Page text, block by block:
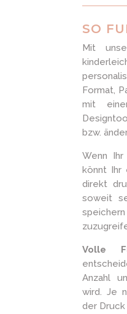
SO
Mit
Format,
mit
bzw.
Wenn
könnt Ihr
direkt
soweit
Volle
Anzahl
wird. Je
der Druck